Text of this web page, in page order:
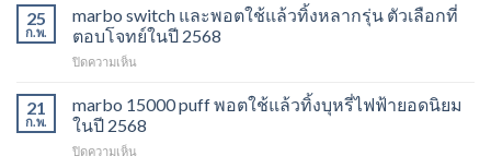
แล้ว
ทิ้ง
เลือก
นิยม
สำหรับ
2568
13k
grape
aloe
รสชาติ
ที่
ไม่
พลาด
25
ก.พ.
marbo switch และพอตใช้แล้วทิ้งหลากรุ่น ตัวเลือกที่
ตอบโจทย์ในปี 2568
ปิดความเห็น
switch
และ
พอต
ใช้
21
ก.พ.
marbo 15000 puff พอตใช้แล้วทิ้งบุหรี่ไฟฟ้ายอดนิยม
ในปี 2568
ปิดความเห็น